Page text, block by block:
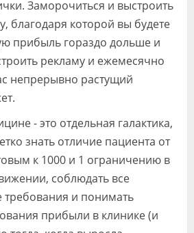
Заморочиться и выстроить
благодаря которой вы будете
прибыль гораздо дольше и
рекламу и ежемесячно
непрерывно растущий
- это отдельная галактика,
знать отличие пациента от
к 1000 и 1 ограничению в
соблюдать все
требования и понимать
прибыли в клинике (и